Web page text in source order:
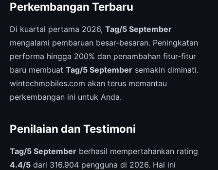
Perkembangan Terbaru
Di kuartal pertama 2026, Tag/5 September
mengalami pembaruan besar-besaran. Peningkatan
performa hingga 200% dan penambahan fitur-fitur
baru membuat Tag/5 September semakin diminati.
wintechmobiles.com akan terus memantau
perkembangan ini untuk Anda.
Penilaian dan Testimoni
Tag/5 September berhasil mempertahankan rating
4.4/5 dari 316.904 pengguna di 2026. Hal ini